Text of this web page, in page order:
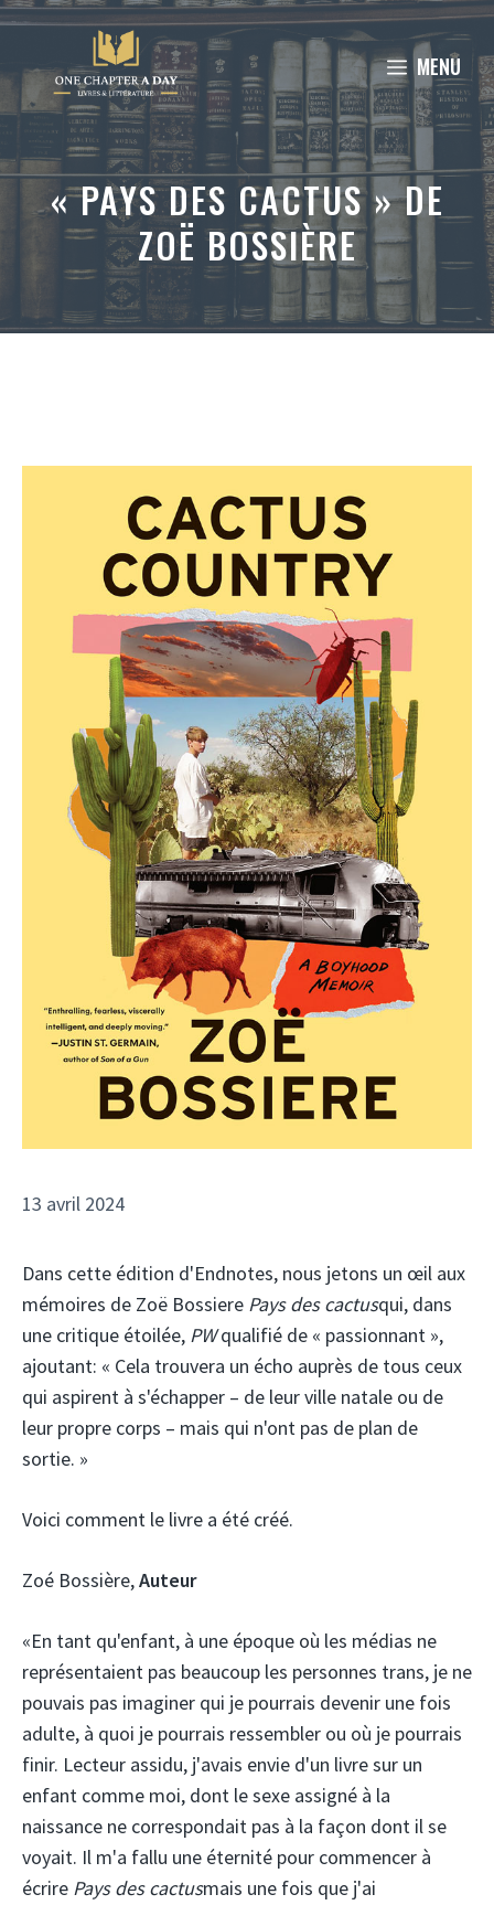
Aller
contenu
MENU
« PAYS DES CACTUS » DE
ZOË BOSSIÈRE
13 avril 2024
Dans cette édition d'Endnotes, nous jetons un œil aux
mémoires de Zoë Bossiere Pays des cactusqui, dans
une critique étoilée, PWqualifié de « passionnant »,
ajoutant: « Cela trouvera un écho auprès de tous ceux
qui aspirent à s'échapper – de leur ville natale ou de
leur propre corps – mais qui n'ont pas de plan de
sortie. »
Voici comment le livre a été créé.
Zoé Bossière,Auteur
«En tant qu'enfant, à une époque où les médias ne
représentaient pas beaucoup les personnes trans, je ne
pouvais pas imaginer qui je pourrais devenir une fois
adulte, à quoi je pourrais ressembler ou où je pourrais
finir. Lecteur assidu, j'avais envie d'un livre sur un
enfant comme moi, dont le sexe assigné à la
naissance ne correspondait pas à la façon dont il se
voyait. Il m'a fallu une éternité pour commencer à
écrire Pays des cactusmais une fois que j'ai